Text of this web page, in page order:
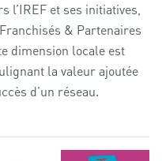
l’IREF et ses initiatives,
& Partenaires
dimension locale est
la valeur ajoutée
d’un réseau.